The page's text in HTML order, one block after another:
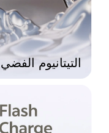
التيتانيوم الفضي